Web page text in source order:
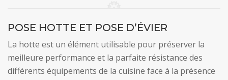
POSE HOTTE ET POSE D’ÉVIER
La hotte est un élément utilisable pour préserver la
meilleure performance et la parfaite résistance des
différents équipements de la cuisine face à la présence